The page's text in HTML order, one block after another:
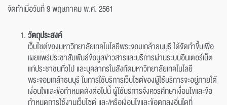
จัดทำเมื่อวันที่ 9 พฤษภาคม พ.ศ. 2561
วัตถุประสงค์
เว็บไซต์ของมหาวิทยาลัยเทคโนโลยีพระจอมเกล้าธนบุรี ได้จัดทำขึ้นเพื่อ
เผยแพร่ประชาสัมพันธ์ข้อมูลข่าวสารและบริการผ่านระบบอินเตอร์เน็ต
แก่ประชาชนทั่วไป และบุคลากรในสังกัดมหาวิทยาลัยเทคโนโลยี
พระจอมเกล้าธนบุรี ในการใช้บริการเว็บไซต์ของผู้ใช้บริการจะอยู่ภายใต้
เงื่อนไขและข้อกำหนดดังต่อไปนี้ ผู้ใช้บริการจึงควรศึกษาเงื่อนไขและข้อ